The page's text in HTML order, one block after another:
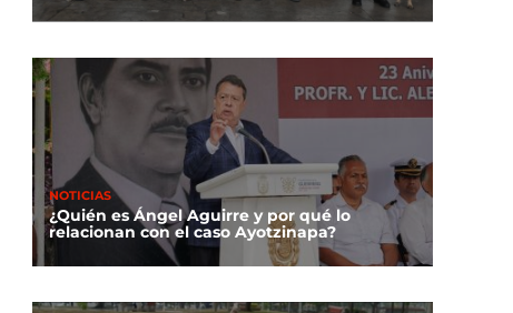
NOTICIAS
¿Quién es Ángel Aguirre y por qué lo
relacionan con el caso Ayotzinapa?